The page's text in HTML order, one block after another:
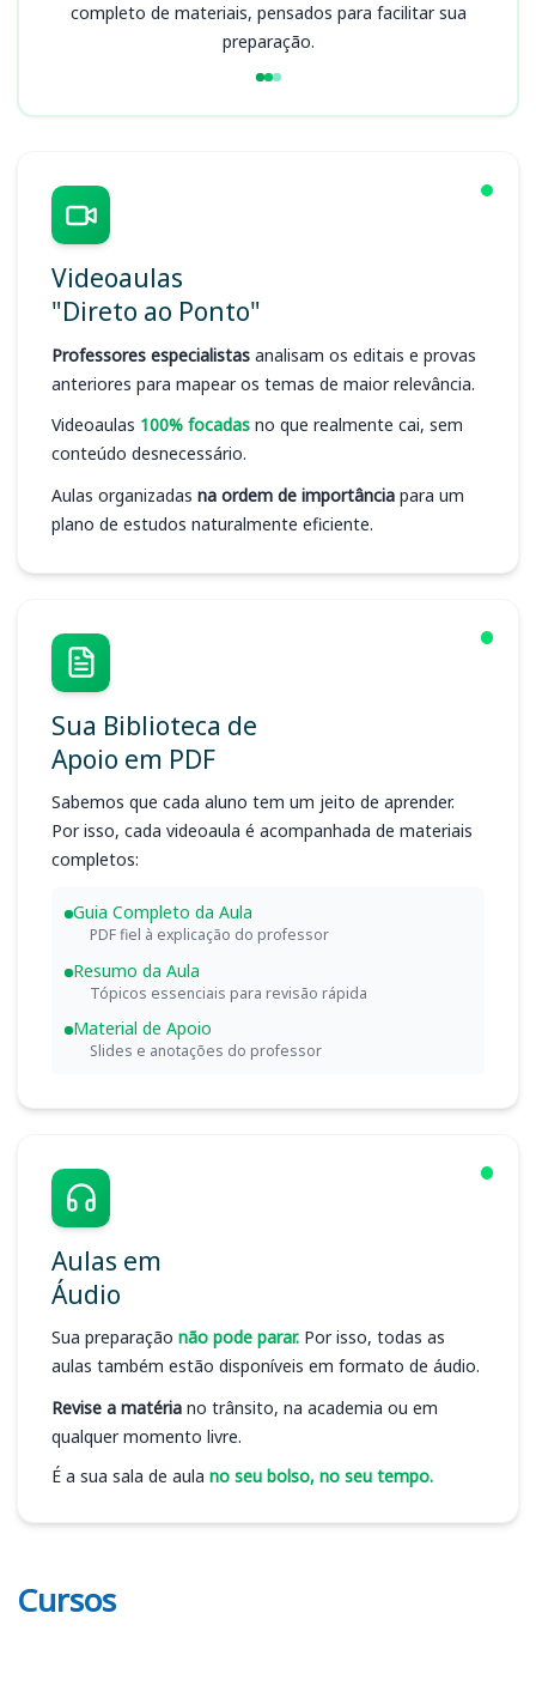
completo de materiais, pensados para facilitar sua
preparação.
Videoaulas
"Direto ao Ponto"
Professores especialistas analisam os editais e provas
anteriores para mapear os temas de maior relevância.
Videoaulas 100% focadas no que realmente cai, sem
conteúdo desnecessário.
Aulas organizadas na ordem de importância para um
plano de estudos naturalmente eficiente.
Sua Biblioteca de
Apoio em PDF
Sabemos que cada aluno tem um jeito de aprender.
Por isso, cada videoaula é acompanhada de materiais
completos:
Guia Completo da Aula
PDF fiel à explicação do professor
Resumo da Aula
Tópicos essenciais para revisão rápida
Material de Apoio
Slides e anotações do professor
Aulas em
Áudio
Sua preparação não pode parar. Por isso, todas as
aulas também estão disponíveis em formato de áudio.
Revise a matéria no trânsito, na academia ou em
qualquer momento livre.
É a sua sala de aula no seu bolso, no seu tempo.
Cursos